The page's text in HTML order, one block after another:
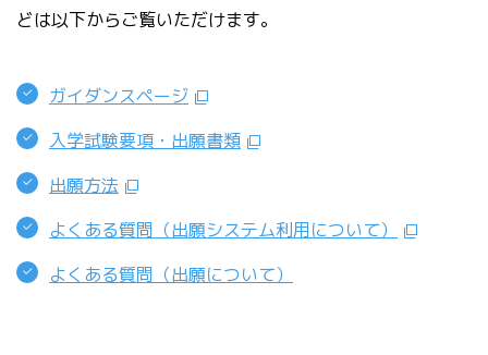
どは以下からご覧いただけます。
ガイダンスページ
入学試験要項・出願書類
出願方法
よくある質問（出願システム利用について）
よくある質問（出願について）